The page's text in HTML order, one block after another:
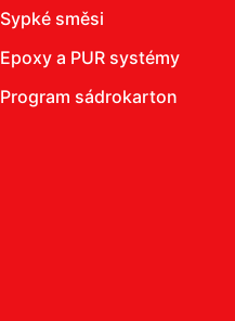
Sypké směsi
Epoxy a PUR systémy
Program sádrokarton